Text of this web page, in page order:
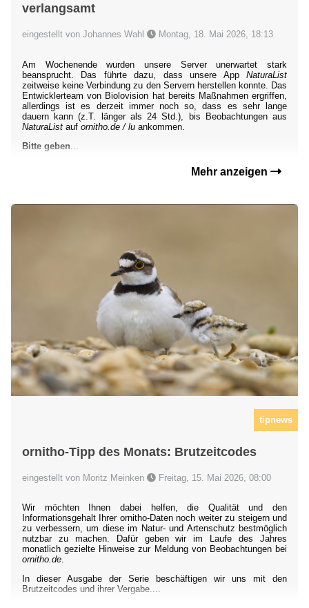
verlangsamt
eingestellt von Johannes Wahl Montag, 18. Mai 2026, 18:13
Am Wochenende wurden unsere Server unerwartet stark
beansprucht. Das führte dazu, dass unsere App NaturaList
zeitweise keine Verbindung zu den Servern herstellen konnte. Das
Entwicklerteam von Biolovision hat bereits Maßnahmen ergriffen,
allerdings ist es derzeit immer noch so, dass es sehr lange
dauern kann (z.T. länger als 24 Std.), bis Beobachtungen aus
NaturaList auf ornitho.de / lu ankommen.
Bitte geben
Mehr anzeigen
tipnews
ornitho-Tipp des Monats: Brutzeitcodes
eingestellt von Moritz Meinken Freitag, 15. Mai 2026, 08:00
Wir möchten Ihnen dabei helfen, die Qualität und den
Informationsgehalt Ihrer ornitho-Daten noch weiter zu steigern und
zu verbessern, um diese im Natur- und Artenschutz bestmöglich
nutzbar zu machen. Dafür geben wir im Laufe des Jahres
monatlich gezielte Hinweise zur Meldung von Beobachtungen bei
ornitho.de.
In dieser Ausgabe der Serie beschäftigen wir uns mit den
Brutzeitcodes und ihrer Vergabe....